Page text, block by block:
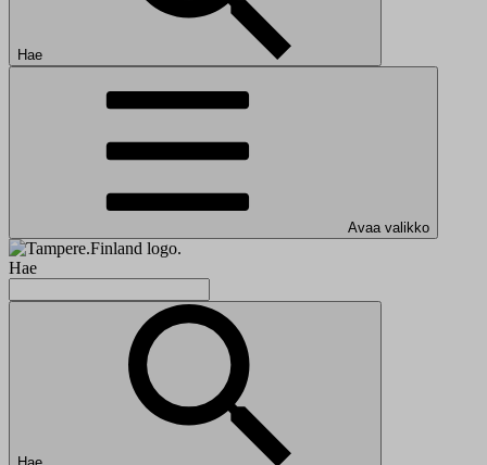
Hae
Avaa valikko
Hae